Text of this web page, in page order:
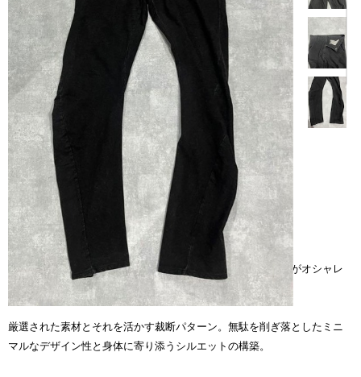
【商品説明】
N/07のコットンジャージパンツです。
薄手のコットンジャージ素材にバナナシルエットの立体裁断がオシャレ
なアイテム。
厳選された素材とそれを活かす裁断パターン。無駄を削ぎ落としたミニ
マルなデザイン性と身体に寄り添うシルエットの構築。